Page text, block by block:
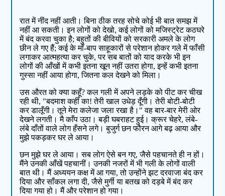
रात में नींद नहीं आती। बिना ठीक तरह सोचे कोई भी बात समझ में
नहीं आ सकती। इन लोगों को देखो, कई लोगों को मजिस्ट्रेट कठघरे
में बंद करवा चुका है; बहुतों की बीवियों को सरकारी अमले के लोग
छीन ले गए हैं; कई के माँ-बाप साहूकारों से परेशान होकर गले में फाँसी
लगाकर आत्महत्या कर चुके, पर सब बातों को याद करके भी इन
लोगों की आँखों में कभी इतना खून नहीं उतरा होगा, इन्हें कभी इतना
गुस्सा नहीं आया होगा, जितना कल देखने को मिला।
उस औरत को क्या कहूँ? कल गली में अपने लड़के को पीट कर चीख
रही थी, "बदमाश कहीं का! तेरी खाल उधेड़ दूँगी। तेरी बोटी-बोटी
कर डालूँगी। तूने मेरा कलेजा जला रखा है।" वह बार-बार मेरी ओर
देखने लगती। मै काँप उठा। बड़ी घबराहट हुई। क्रूर चेहरे, लंबे-
लंबे दाँतों वाले लोग हँसने लगे। बुजुर्ग छन फौरन आगे बढ़ आया और
मुझे पकड़कर घर ले आया।
छन मुझे घर ले आया। सब लोग ऐसे बन गए, जैसे पहचानते ही न हों।
मैंने उनकी आँखें पहचानीं। उनकी नजरों में भी गली के लोगों वाली
बात थी। मैं अध्ययन कक्ष में आ गया, तो उन्होंने झट दरवाजा बंद कर
दिया और साँकल लगा दी, जैसे मुर्गी या बतख को दड़बे में बंद कर
दिया गया हो। मैं और परेशान हो गया।